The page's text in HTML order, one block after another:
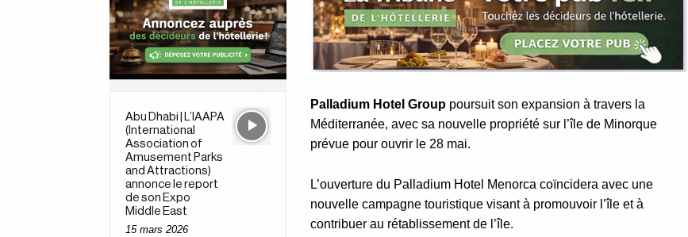
Abu Dhabi | L’IAAPA
(International
Association of
Amusement Parks
and Attractions)
annonce le report
de son Expo
Middle East
15 mars 2026
Palladium Hotel Grouppoursuit son expansion à travers la
Méditerranée, avec sa nouvelle propriété sur l’île de Minorque
prévue pour ouvrir le 28 mai.
L’ouverture du Palladium Hotel Menorca coïncidera avec une
nouvelle campagne touristique visant à promouvoir l’île et à
contribuer au rétablissement de l’île.